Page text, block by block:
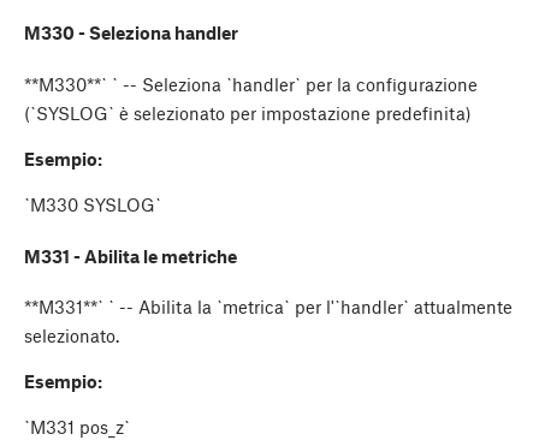
M330 - Seleziona handler
**M330**` ` -- Seleziona `handler` per la configurazione
(`SYSLOG` è selezionato per impostazione predefinita)
Esempio:
`M330 SYSLOG`
M331 - Abilita le metriche
**M331**` ` -- Abilita la `metrica` per l'`handler` attualmente
selezionato.
Esempio:
`M331 pos_z`